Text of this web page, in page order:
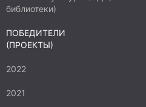
библиотеки)
ПОБЕДИТЕЛИ
(ПРОЕКТЫ)
2022
2021